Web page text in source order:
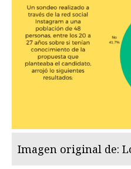
Imagen original de: